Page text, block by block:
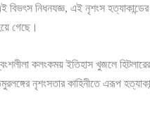
নিধনযজ্ঞ, এই নৃশংস
গেছে।
কলংকময় ইতিহাস খুজলে হিটলারের
নৃশংসতার কাহিনীতে এরূপ